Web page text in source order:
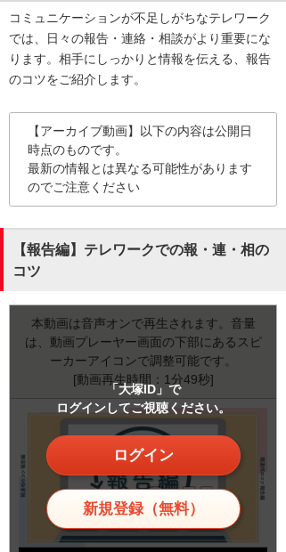
コミュニケーションが不足しがちなテレワーク
では、日々の報告・連絡・相談がより重要にな
ります。相手にしっかりと情報を伝える、報告
のコツをご紹介します。
【アーカイブ動画】以下の内容は公開日
時点のものです。
最新の情報とは異なる可能性があります
のでご注意ください
【報告編】テレワークでの報・連・相の
コツ
本動画は音声オンで再生されます。音量
は、動画プレーヤー画面の下部にあるスピ
ーカーアイコンで調整可能です。
[動画再生時間：1分49秒]
「大塚ID」で
ログインしてご視聴ください。
ログイン
新規登録（無料）